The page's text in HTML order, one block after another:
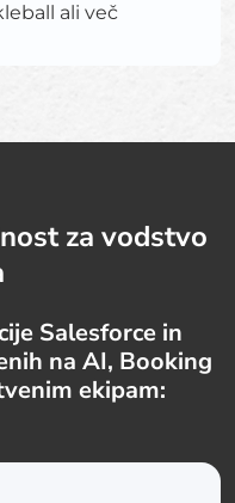
ali več
za vodstvo
Salesforce in
na AI, Booking
ekipam: